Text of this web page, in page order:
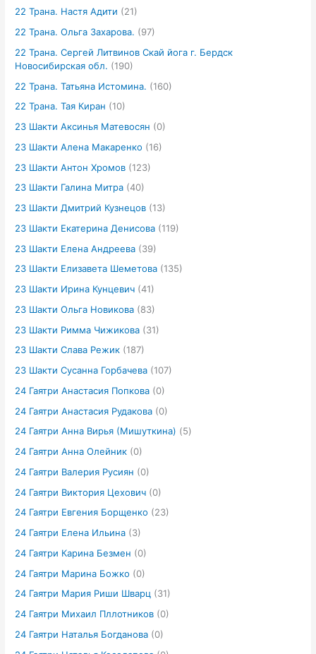
22 Трана. Настя Адити (21)
22 Трана. Ольга Захарова. (97)
22 Трана. Сергей Литвинов Скай йога г. Бердск
Новосибирская обл. (190)
22 Трана. Татьяна Истомина. (160)
22 Трана. Тая Киран (10)
23 Шакти Аксинья Матевосян (0)
23 Шакти Алена Макаренко (16)
23 Шакти Антон Хромов (123)
23 Шакти Галина Митра (40)
23 Шакти Дмитрий Кузнецов (13)
23 Шакти Екатерина Денисова (119)
23 Шакти Елена Андреева (39)
23 Шакти Елизавета Шеметова (135)
23 Шакти Ирина Кунцевич (41)
23 Шакти Ольга Новикова (83)
23 Шакти Римма Чижикова (31)
23 Шакти Слава Режик (187)
23 Шакти Сусанна Горбачева (107)
24 Гаятри Анастасия Попкова (0)
24 Гаятри Анастасия Рудакова (0)
24 Гаятри Анна Вирья (Мишуткина) (5)
24 Гаятри Анна Олейник (0)
24 Гаятри Валерия Русиян (0)
24 Гаятри Виктория Цехович (0)
24 Гаятри Евгения Борщенко (23)
24 Гаятри Елена Ильина (3)
24 Гаятри Карина Безмен (0)
24 Гаятри Марина Божко (0)
24 Гаятри Мария Риши Шварц (31)
24 Гаятри Михаил Пллотников (0)
24 Гаятри Наталья Богданова (0)